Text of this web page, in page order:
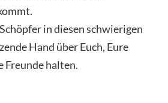
in diesen schwierigen
Hand über Euch, Eure
Freunde halten.